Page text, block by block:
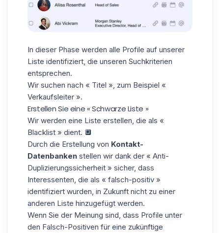
In dieser Phase werden alle Profile auf unserer
Liste identifiziert, die unseren Suchkriterien
entsprechen.
Wir suchen nach « Titel », zum Beispiel «
Verkaufsleiter ».
Erstellen Sie eine « Schwarze Liste »
Wir werden eine Liste erstellen, die als «
Blacklist » dient. 🔲
Durch die Erstellung von Kontakt-
Datenbanken stellen wir dank der « Anti-
Duplizierungssicherheit » sicher, dass
Interessenten, die als « falsch-positiv »
identifiziert wurden, in Zukunft nicht zu einer
anderen Liste hinzugefügt werden.
Wenn Sie der Meinung sind, dass Profile unter
den Falsch-Positiven für eine zukünftige